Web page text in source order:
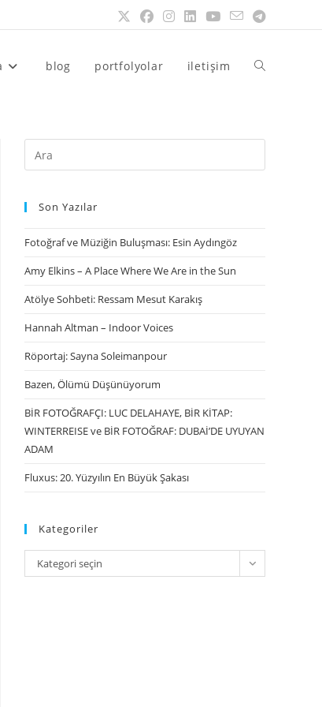
blog portfolyolar iletişim
Son Yazılar
Fotoğraf ve Müziğin Buluşması: Esin Aydıngöz
Amy Elkins – A Place Where We Are in the Sun
Atölye Sohbeti: Ressam Mesut Karakış
Hannah Altman – Indoor Voices
Röportaj: Sayna Soleimanpour
Bazen, Ölümü Düşünüyorum
BİR FOTOĞRAFÇI: LUC DELAHAYE, BİR KİTAP:
WINTERREISE ve BİR FOTOĞRAF: DUBAİ’DE UYUYAN
ADAM
Fluxus: 20. Yüzyılın En Büyük Şakası
Kategoriler
Kategori seçin